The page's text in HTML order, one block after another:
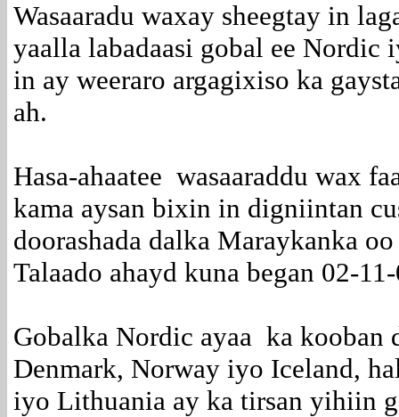
Wasaaradu waxay sheegtay in
yaalla labadaasi gobal ee Nordic
in ay weeraro argagixiso ka
ah.
Hasa-ahaatee wasaaraddu wax
kama aysan bixin in digniintan
doorashada dalka Maraykanka
Talaado ahayd kuna began 02-
Gobalka Nordic ayaa ka kooban
Denmark, Norway iyo Iceland,
iyo Lithuania ay ka tirsan yihiin